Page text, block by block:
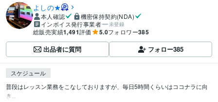
よしの★
本人確認
機密保持契約(NDA)
インボイス発行事業者
未登録
総販売実績1,491評価 5.0フォロワー385
出品者に質問 フォロー385
スケジュール
普段はレッスン業務をこなしておりますが、毎日5時間くらいはココナラに向
き...